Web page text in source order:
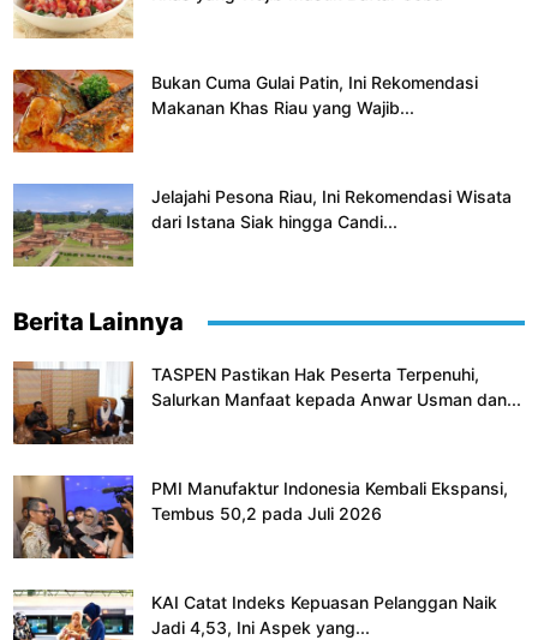
Bukan Cuma Gulai Patin, Ini Rekomendasi
Makanan Khas Riau yang Wajib...
Jelajahi Pesona Riau, Ini Rekomendasi Wisata
dari Istana Siak hingga Candi...
Berita Lainnya
TASPEN Pastikan Hak Peserta Terpenuhi,
Salurkan Manfaat kepada Anwar Usman dan...
PMI Manufaktur Indonesia Kembali Ekspansi,
Tembus 50,2 pada Juli 2026
KAI Catat Indeks Kepuasan Pelanggan Naik
Jadi 4,53, Ini Aspek yang...